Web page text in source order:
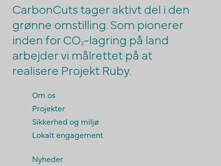
CarbonCuts tager aktivt del i den
grønne omstilling. Som pionerer
inden for CO2-lagring på land
arbejder vi målrettet på at
realisere Projekt Ruby.
Om os
Projekter
Sikkerhed og miljø
Lokalt engagement
Nyheder